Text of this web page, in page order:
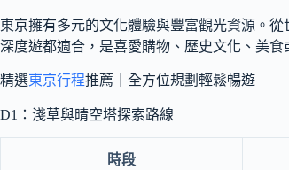
東京擁有多元的文化體驗與豐富觀光資源。
深度遊都適合，是喜愛購物、歷史文化、美食
精選東京行程推薦｜全方位規劃輕鬆暢遊
D1：淺草與晴空塔探索路線
時段